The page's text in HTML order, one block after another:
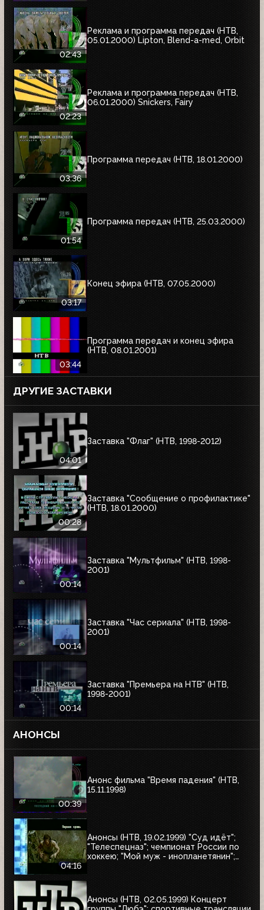
02:43
Реклама и программа передач (НТВ,
05.01.2000) Lipton, Blend-a-med, Orbit
02:23
Реклама и программа передач (НТВ,
06.01.2000) Snickers, Fairy
03:36
Программа передач (НТВ, 18.01.2000)
01:54
Программа передач (НТВ, 25.03.2000)
03:17
Конец эфира (НТВ, 07.05.2000)
03:44
Программа передач и конец эфира
(НТВ, 08.01.2001)
ДРУГИЕ ЗАСТАВКИ
04:01
Заставка "Флаг" (НТВ, 1998-2012)
00:28
Заставка "Сообщение о профилактике"
(НТВ, 18.01.2000)
00:14
Заставка "Мультфильм" (НТВ, 1998-
2001)
00:14
Заставка "Час сериала" (НТВ, 1998-
2001)
00:14
Заставка "Премьера на НТВ" (НТВ,
1998-2001)
АНОНСЫ
00:39
Анонс фильма "Время падения" (НТВ,
15.11.1998)
04:16
Анонсы (НТВ, 19.02.1999) "Суд идёт";
"Телеспецназ"; чемпионат России по
хоккею; "Мой муж - инопланетянин";
Анонсы (НТВ, 02.05.1999) Концерт